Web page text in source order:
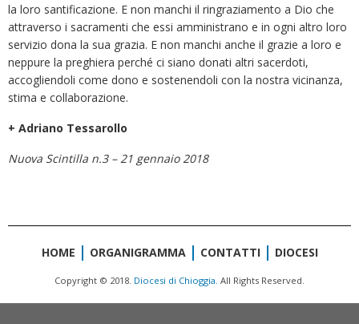
la loro santificazione. E non manchi il ringraziamento a Dio che
attraverso i sacramenti che essi amministrano e in ogni altro loro
servizio dona la sua grazia. E non manchi anche il grazie a loro e
neppure la preghiera perché ci siano donati altri sacerdoti,
accogliendoli come dono e sostenendoli con la nostra vicinanza,
stima e collaborazione.
+ Adriano Tessarollo
Nuova Scintilla n.3 – 21 gennaio 2018
HOME ORGANIGRAMMA CONTATTI DIOCESI
Copyright © 2018. Diocesi di Chioggia. All Rights Reserved.